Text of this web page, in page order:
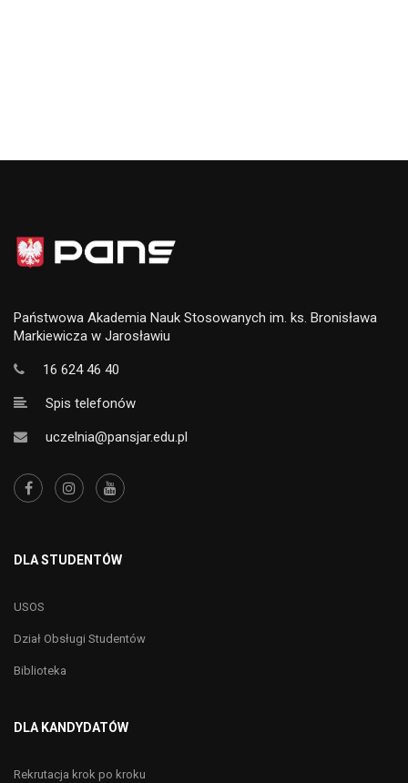
Państwowa Akademia Nauk Stosowanych im. ks. Bronisława
Markiewicza w Jarosławiu
16 624 46 40
Spis telefonów
uczelnia@pansjar.edu.pl
DLA STUDENTÓW
USOS
Dział Obsługi Studentów
Biblioteka
DLA KANDYDATÓW
Rekrutacja krok po kroku